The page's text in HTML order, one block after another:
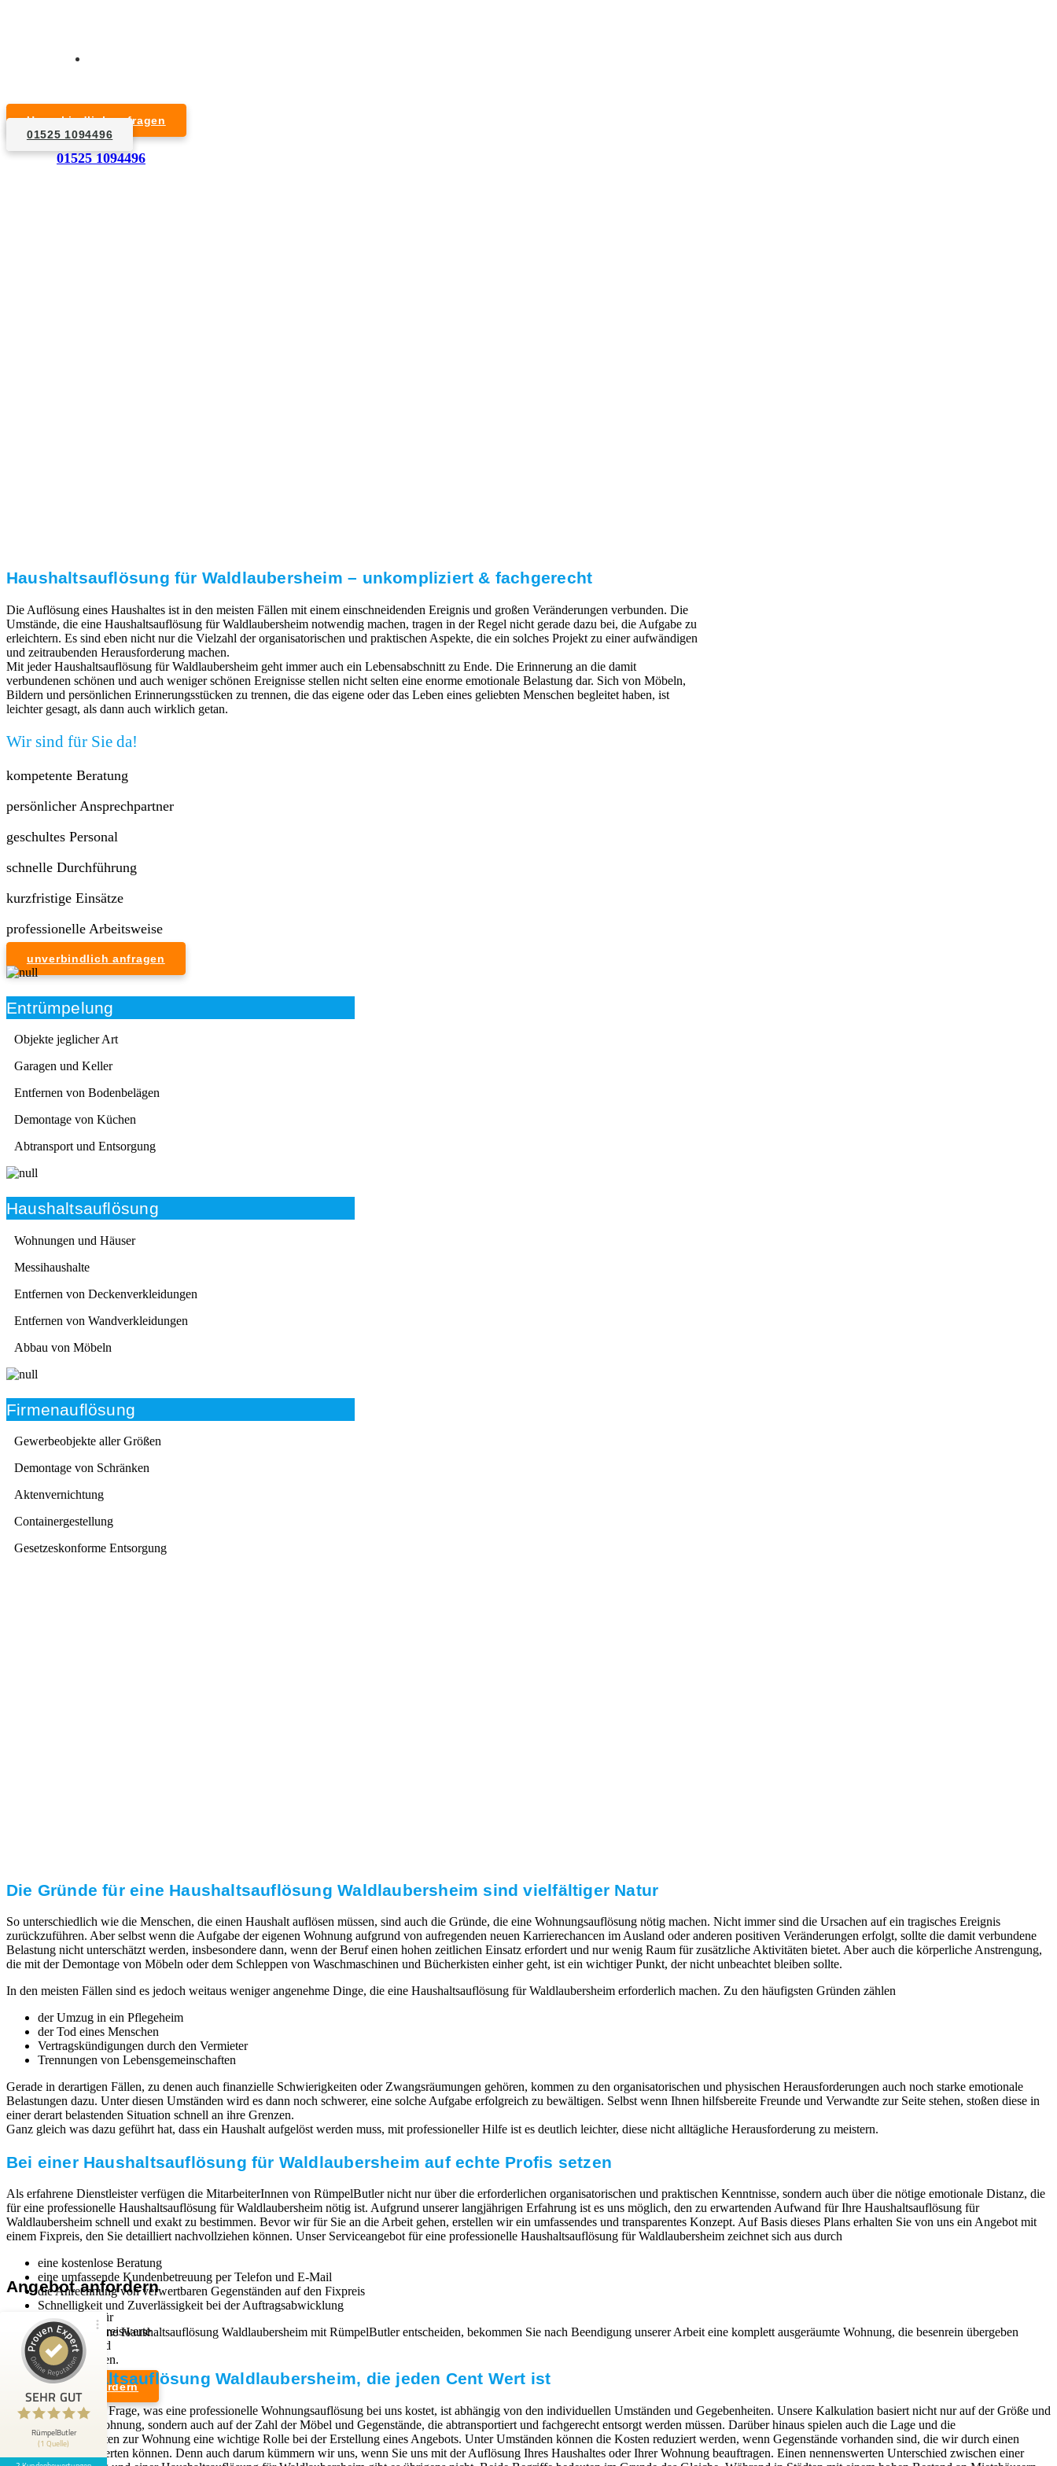
01525 1094496
Unverbindlich anfragen
01525 1094496
1. Anfrage
Haushaltsauflösung für Waldlaubersheim – unkompliziert & fachgerecht
Die Auflösung eines Haushaltes ist in den meisten Fällen mit einem einschneidenden Ereignis und großen Veränderungen verbunden. Die
Umstände, die eine Haushaltsauflösung für Waldlaubersheim notwendig machen, tragen in der Regel nicht gerade dazu bei, die Aufgabe zu
erleichtern. Es sind eben nicht nur die Vielzahl der organisatorischen und praktischen Aspekte, die ein solches Projekt zu einer aufwändigen
und zeitraubenden Herausforderung machen.
Mit jeder Haushaltsauflösung für Waldlaubersheim geht immer auch ein Lebensabschnitt zu Ende. Die Erinnerung an die damit
verbundenen schönen und auch weniger schönen Ereignisse stellen nicht selten eine enorme emotionale Belastung dar. Sich von Möbeln,
Bildern und persönlichen Erinnerungsstücken zu trennen, die das eigene oder das Leben eines geliebten Menschen begleitet haben, ist
leichter gesagt, als dann auch wirklich getan.
Wir sind für Sie da!
kompetente Beratung
persönlicher Ansprechpartner
geschultes Personal
schnelle Durchführung
kurzfristige Einsätze
professionelle Arbeitsweise
unverbindlich anfragen
Entrümpelung
Objekte jeglicher Art
Garagen und Keller
Entfernen von Bodenbelägen
Demontage von Küchen
Abtransport und Entsorgung
Haushaltsauflösung
Wohnungen und Häuser
Messihaushalte
Entfernen von Deckenverkleidungen
Entfernen von Wandverkleidungen
Abbau von Möbeln
Firmenauflösung
Gewerbeobjekte aller Größen
Demontage von Schränken
Aktenvernichtung
Containergestellung
Gesetzeskonforme Entsorgung
Die Gründe für eine Haushaltsauflösung Waldlaubersheim sind vielfältiger Natur
So unterschiedlich wie die Menschen, die einen Haushalt auflösen müssen, sind auch die Gründe, die eine Wohnungsauflösung nötig machen. Nicht immer sind die Ursachen auf ein tragisches Ereignis
zurückzuführen. Aber selbst wenn die Aufgabe der eigenen Wohnung aufgrund von aufregenden neuen Karrierechancen im Ausland oder anderen positiven Veränderungen erfolgt, sollte die damit verbundene
Belastung nicht unterschätzt werden, insbesondere dann, wenn der Beruf einen hohen zeitlichen Einsatz erfordert und nur wenig Raum für zusätzliche Aktivitäten bietet. Aber auch die körperliche Anstrengung,
die mit der Demontage von Möbeln oder dem Schleppen von Waschmaschinen und Bücherkisten einher geht, ist ein wichtiger Punkt, der nicht unbeachtet bleiben sollte.
In den meisten Fällen sind es jedoch weitaus weniger angenehme Dinge, die eine Haushaltsauflösung für Waldlaubersheim erforderlich machen. Zu den häufigsten Gründen zählen
der Umzug in ein Pflegeheim
der Tod eines Menschen
Vertragskündigungen durch den Vermieter
Trennungen von Lebensgemeinschaften
Gerade in derartigen Fällen, zu denen auch finanzielle Schwierigkeiten oder Zwangsräumungen gehören, kommen zu den organisatorischen und physischen Herausforderungen auch noch starke emotionale
Belastungen dazu. Unter diesen Umständen wird es dann noch schwerer, eine solche Aufgabe erfolgreich zu bewältigen. Selbst wenn Ihnen hilfsbereite Freunde und Verwandte zur Seite stehen, stoßen diese in
einer derart belastenden Situation schnell an ihre Grenzen.
Ganz gleich was dazu geführt hat, dass ein Haushalt aufgelöst werden muss, mit professioneller Hilfe ist es deutlich leichter, diese nicht alltägliche Herausforderung zu meistern.
Bei einer Haushaltsauflösung für Waldlaubersheim auf echte Profis setzen
Als erfahrene Dienstleister verfügen die MitarbeiterInnen von RümpelButler nicht nur über die erforderlichen organisatorischen und praktischen Kenntnisse, sondern auch über die nötige emotionale Distanz, die
für eine professionelle Haushaltsauflösung für Waldlaubersheim nötig ist. Aufgrund unserer langjährigen Erfahrung ist es uns möglich, den zu erwartenden Aufwand für Ihre Haushaltsauflösung für
Waldlaubersheim schnell und exakt zu bestimmen. Bevor wir für Sie an die Arbeit gehen, erstellen wir ein umfassendes und transparentes Konzept. Auf Basis dieses Plans erhalten Sie von uns ein Angebot mit
einem Fixpreis, den Sie detailliert nachvollziehen können. Unser Serviceangebot für eine professionelle Haushaltsauflösung für Waldlaubersheim zeichnet sich aus durch
eine kostenlose Beratung
eine umfassende Kundenbetreuung per Telefon und E-Mail
die Anrechnung von verwertbaren Gegenständen auf den Fixpreis
Schnelligkeit und Zuverlässigkeit bei der Auftragsabwicklung
Wenn Sie sich für eine Haushaltsauflösung Waldlaubersheim mit RümpelButler entscheiden, bekommen Sie nach Beendigung unserer Arbeit eine komplett ausgeräumte Wohnung, die besenrein übergeben
werden kann.
Eine Haushaltsauflösung Waldlaubersheim, die jeden Cent Wert ist
Die Antwort auf die Frage, was eine professionelle Wohnungsauflösung bei uns kostet, ist abhängig von den individuellen Umständen und Gegebenheiten. Unsere Kalkulation basiert nicht nur auf der Größe und
dem Zustand der Wohnung, sondern auch auf der Zahl der Möbel und Gegenstände, die abtransportiert und fachgerecht entsorgt werden müssen. Darüber hinaus spielen auch die Lage und die
Zugangsmöglichkeiten zur Wohnung eine wichtige Rolle bei der Erstellung eines Angebots. Unter Umständen können die Kosten reduziert werden, wenn Gegenstände vorhanden sind, die wir durch einen
Weiterverkauf verwerten können. Denn auch darum kümmern wir uns, wenn Sie uns mit der Auflösung Ihres Haushaltes oder Ihrer Wohnung beauftragen. Einen nennenswerten Unterschied zwischen einer
Angebot anfordern
Wir sind Experten für
professionelle und preiswerte
Entrümpelungen und
Haushaltsauflösungen.
Angebot anfordern
Rechtliches
Impressum
SEHR GUT
RümpelButler
(1 Quelle)
Kundenbewertungen und Erfahrungen zu
RümpelButler
SEHR GUT
5,00 / 5,00
Bewertungen von 1
anderen Quelle